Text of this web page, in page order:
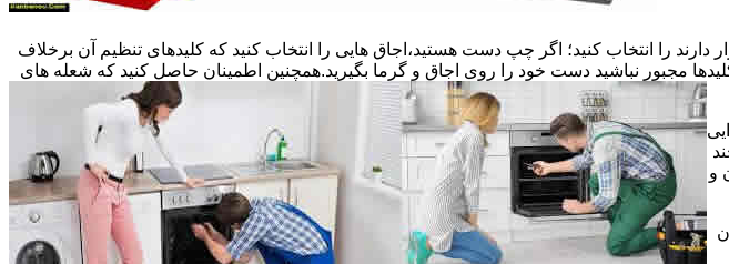
را انتخاب کنید؛ اگر چپ دست هستید،اجاق هایی را انتخاب کنید که کلیدهای تنظیم آن برخلاف
مجبور نباشید دست خود را روی اجاق و گرما بگیرید.همچنین اطمینان حاصل کنید که شعله های
و